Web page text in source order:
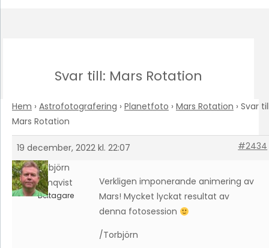
Svar till: Mars Rotation
Hem › Astrofotografering › Planetfoto › Mars Rotation › Svar
Mars Rotation
19 december, 2022 kl. 22:07
#2434
Torbjörn
Holmqvist
Deltagare
Verkligen imponerande animering av
Mars! Mycket lyckat resultat av
denna fotosession
/Torbjörn